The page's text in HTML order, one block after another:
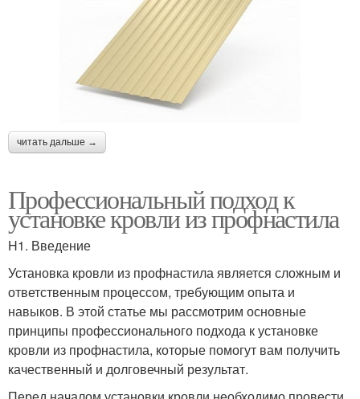
читать дальше →
Профессиональный подход к
установке кровли из профнастила
H1. Введение
Установка кровли из профнастила является сложным и
ответственным процессом, требующим опыта и
навыков. В этой статье мы рассмотрим основные
принципы профессионального подхода к установке
кровли из профнастила, которые помогут вам получить
качественный и долговечный результат.